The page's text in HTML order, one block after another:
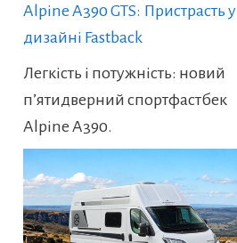
Alpine A390 GTS: Пристрасть у
дизайні Fastback
Легкість і потужність: новий
п’ятидверний спортфастбек
Alpine A390.